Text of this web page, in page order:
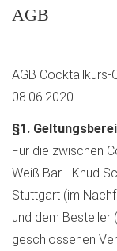
AGB
AGB Cocktailkurs-
08.06.2020
§1.
Für die zwischen
Weiß Bar - Knud
Stuttgart (im
und dem Besteller
geschlossenen